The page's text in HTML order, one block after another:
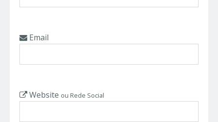
Email
Website ou Rede Social